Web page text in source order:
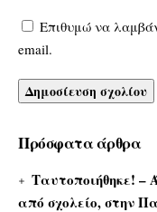
Επιθυμώ να
email.
Πρόσφατα άρθρα
Ταυτοποιήθηκε! –
από σχολείο, στην